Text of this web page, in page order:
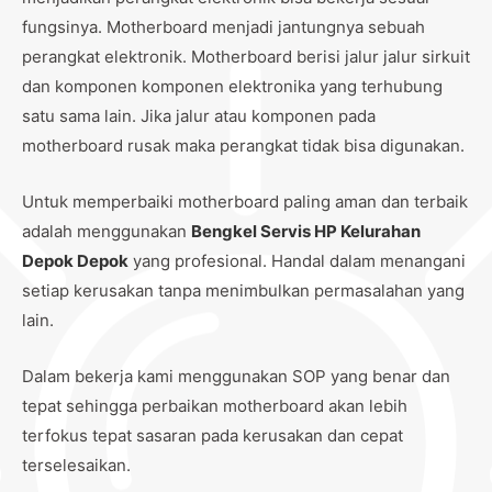
fungsinya. Motherboard menjadi jantungnya sebuah
perangkat elektronik. Motherboard berisi jalur jalur sirkuit
dan komponen komponen elektronika yang terhubung
satu sama lain. Jika jalur atau komponen pada
motherboard rusak maka perangkat tidak bisa digunakan.
Untuk memperbaiki motherboard paling aman dan terbaik
adalah menggunakan Bengkel Servis HP Kelurahan
Depok Depok yang profesional. Handal dalam menangani
setiap kerusakan tanpa menimbulkan permasalahan yang
lain.
Dalam bekerja kami menggunakan SOP yang benar dan
tepat sehingga perbaikan motherboard akan lebih
terfokus tepat sasaran pada kerusakan dan cepat
terselesaikan.